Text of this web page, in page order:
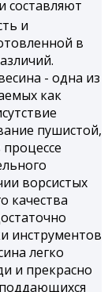
составляют
и
в
- одна из
как
пушистой,
ворсистых
качества
инструментов
легко
и прекрасно